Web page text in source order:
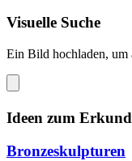
Visuelle Suche
Ein Bild hochladen, um
Ideen zum
Bronzeskulpturen